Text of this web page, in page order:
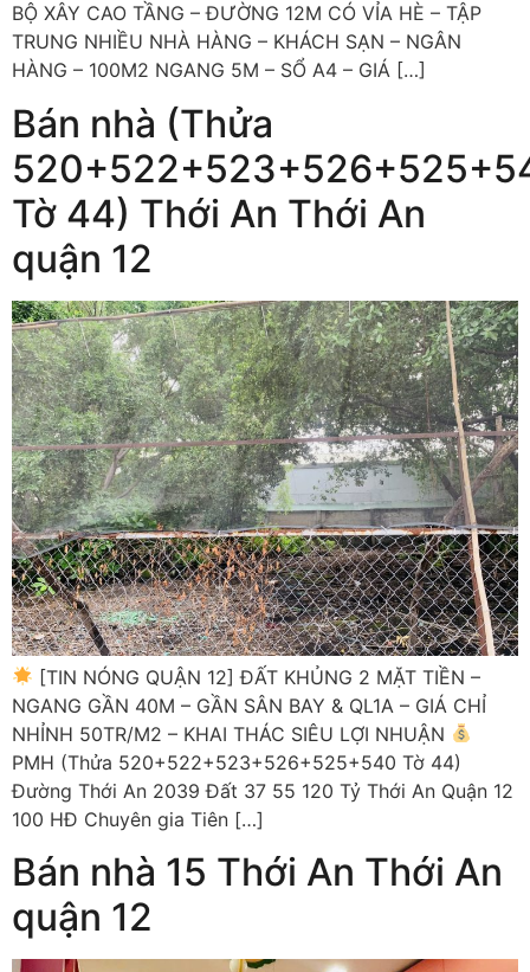
BỘ XÂY CAO TẦNG – ĐƯỜNG 12M CÓ VỈA HÈ – TẬP
TRUNG NHIỀU NHÀ HÀNG – KHÁCH SẠN – NGÂN
HÀNG – 100M2 NGANG 5M – SỔ A4 – GIÁ […]
Bán nhà (Thửa
Tờ 44) Thới An Thới An
quận 12
[TIN NÓNG QUẬN 12] ĐẤT KHỦNG 2 MẶT TIỀN –
NGANG GẦN 40M – GẦN SÂN BAY & QL1A – GIÁ CHỈ
NHỈNH 50TR/M2 – KHAI THÁC SIÊU LỢI NHUẬN
PMH (Thửa 520+522+523+526+525+540 Tờ 44)
Đường Thới An 2039 Đất 37 55 120 Tỷ Thới An Quận 12
100 HĐ Chuyên gia Tiên […]
Bán nhà 15 Thới An Thới An
quận 12